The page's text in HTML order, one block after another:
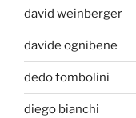
david weinberger
davide ognibene
dedo tombolini
diego bianchi